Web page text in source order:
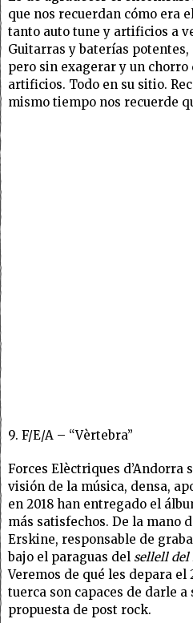
que nos recuerdan cómo era
tanto auto tune y artificios a
Guitarras y baterías
pero sin exagerar y un chorro
artificios. Todo en su sitio.
mismo tiempo nos recuerde
9. F/E/A – “Vèrtebra”
Forces Elèctriques d’Andorra
visión de la música, densa,
en 2018 han entregado el
más satisfechos. De la mano
Erskine, responsable de
bajo el paraguas del sellell del
Veremos de qué les depara el
tuerca son capaces de darle a
propuesta de post rock.